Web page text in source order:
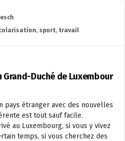
, sport, travail
Duché de Luxembour
pays étranger avec des nouvelles
est tout sauf facile.
au Luxembourg, si vous y vivez
temps, si vous cherchez des